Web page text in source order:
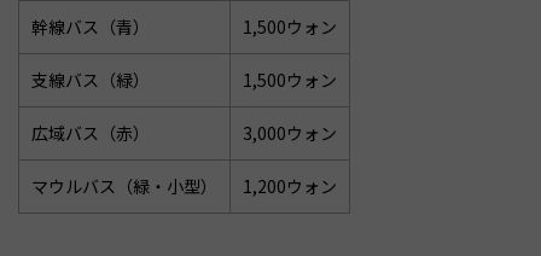
幹線バス（青） 1,500ウォン
支線バス（緑） 1,500ウォン
広域バス（赤） 3,000ウォン
マウルバス（緑・小型） 1,200ウォン